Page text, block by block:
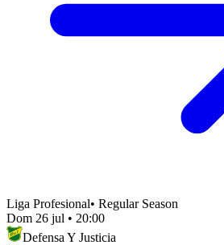
Liga Profesional• Regular Season
Dom 26 jul • 20:00
Defensa Y Justicia